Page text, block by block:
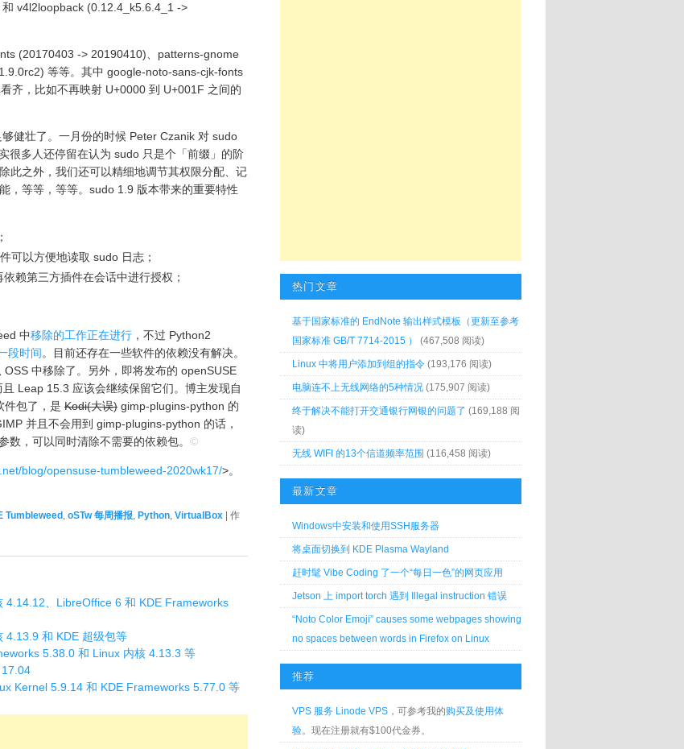
v4l2loopback (0.12.4_k5.6.4_1 ->
(20170403 -> 20190410)、patterns-gnome
等等。其中 google-noto-sans-cjk-fonts
齐，比如不再映射 U+0000 到 U+001F 之间的
健壮了。一月份的时候 Peter Czanik 对 sudo
很多人还停留在认为 sudo 只是个「前缀」的阶
此之外，我们还可以精细地调节其权限分配、记
，等等，等等。sudo 1.9 版本带来的重要特性
可以方便地读取 sudo 日志；
赖第三方插件在会话中进行授权；
中移除的工作正在进行 ，不过 Python2
段时间。目前还存在一些软件的依赖没有解决。
中移除了。另外，即将发布的 openSUSE
Leap 15.3 应该会继续保留它们。博主发现自
件包了，是 Kodi(大误) gimp-plugins-python 的
并且不会用到 gimp-plugins-python 的话，
数，可以同时清除不需要的依赖包。©
blog/opensuse-tumbleweed-2020wk17/>。
Tumbleweed, oSTw 每周播报, Python, VirtualBox | 作
4.14.12、LibreOffice 6 和 KDE Frameworks
4.13.9 和 KDE 超级包等
5.38.0 和 Linux 内核 4.13.3 等
Kernel 5.9.14 和 KDE Frameworks 5.77.0 等
热门文章
基于国家标准的 EndNote 输出样式模板（更新至参考
国家标准 GB/T 7714-2015 ）
(467,508 阅读)
Linux 中将用户添加到组的指令 (193,176 阅读)
电脑连不上无线网络的5种情况 (175,907 阅读)
终于解决不能打开交通银行网银的问题了 (169,188 阅
读)
无线 WIFI 的13个信道频率范围 (116,458 阅读)
最新文章
Windows中安装和使用SSH服务器
将桌面切换到 KDE Plasma Wayland
赶时髦 Vibe Coding 了一个“每日一色”的网页应用
Jetson 上 import torch 遇到 Illegal instruction 错误
“Noto Color Emoji” causes some webpages showing
no spaces between words in Firefox on Linux
推荐
VPS 服务 Linode VPS ，可参考我的购买及使用体
验。现在注册就有$100代金券。